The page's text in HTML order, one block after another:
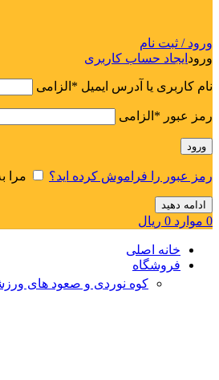
ورود / ثبت نام
ورود ایجاد حساب کاربری
نام کاربری یا آدرس ایمیل * الزامی
رمز عبور * الزامی
ورود
رمز عبور را فراموش کرده اید؟ مرا
ادامه دهید
0 موارد 0 ریال
خانه اصلی
فروشگاه
کوه نوردی و صعود های